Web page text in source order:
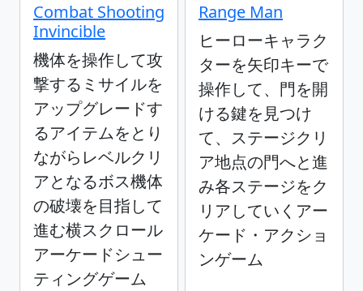
Combat Shooting
Invincible
機体を操作して攻
撃するミサイルを
アップグレードす
るアイテムをとり
ながらレベルクリ
アとなるボス機体
の破壊を目指して
進む横スクロール
アーケードシュー
ティングゲーム
Range Man
ヒーローキャラク
ターを矢印キーで
操作して、門を開
ける鍵を見つけ
て、ステージクリ
ア地点の門へと進
み各ステージをク
リアしていくアー
ケード・アクショ
ンゲーム